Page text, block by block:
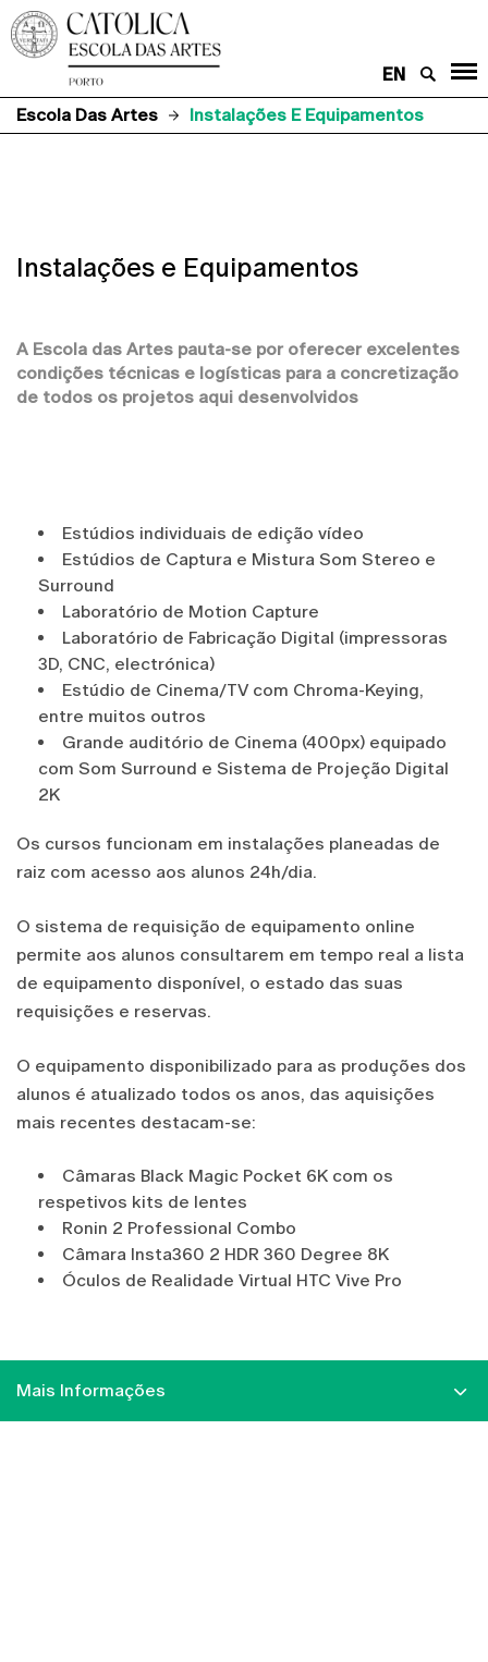
EN
Escola Das Artes
Instalações E Equipamentos
Instalações e Equipamentos
A Escola das Artes pauta-se por oferecer excelentes
condições técnicas e logísticas para a concretização
de todos os projetos aqui desenvolvidos
Estúdios individuais de edição vídeo
Estúdios de Captura e Mistura Som Stereo e
Surround
Laboratório de Motion Capture
Laboratório de Fabricação Digital (impressoras
3D, CNC, electrónica)
Estúdio de Cinema/TV com Chroma-Keying,
entre muitos outros
Grande auditório de Cinema (400px) equipado
com Som Surround e Sistema de Projeção Digital
2K
Os cursos funcionam em instalações planeadas de
raiz com acesso aos alunos 24h/dia.
O sistema de requisição de equipamento online
permite aos alunos consultarem em tempo real a lista
de equipamento disponível, o estado das suas
requisições e reservas.
O equipamento disponibilizado para as produções dos
alunos é atualizado todos os anos, das aquisições
mais recentes destacam-se:
Câmaras Black Magic Pocket 6K com os
respetivos kits de lentes
Ronin 2 Professional Combo
Câmara Insta360 2 HDR 360 Degree 8K
Óculos de Realidade Virtual HTC Vive Pro
Mais Informações